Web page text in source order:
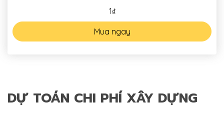
1₫
Mua ngay
DỰ TOÁN CHI PHÍ XÂY DỰNG